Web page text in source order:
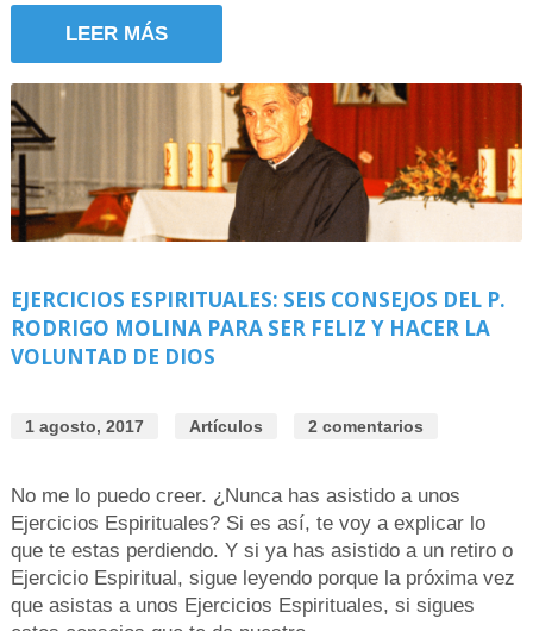
LEER MÁS
EJERCICIOS ESPIRITUALES: SEIS CONSEJOS DEL P.
RODRIGO MOLINA PARA SER FELIZ Y HACER LA
VOLUNTAD DE DIOS
1 agosto, 2017 Artículos 2 comentarios
No me lo puedo creer. ¿Nunca has asistido a unos
Ejercicios Espirituales? Si es así, te voy a explicar lo
que te estas perdiendo. Y si ya has asistido a un retiro o
Ejercicio Espiritual, sigue leyendo porque la próxima vez
que asistas a unos Ejercicios Espirituales, si sigues